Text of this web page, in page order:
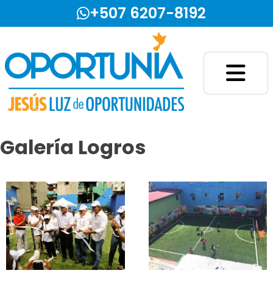
+507 6207-8192
Galería Logros